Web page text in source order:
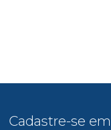
Cadastre-se